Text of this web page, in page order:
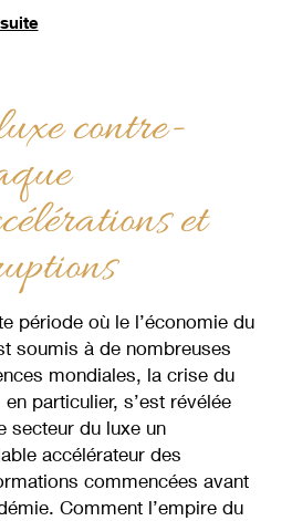
contre-
et
période où le l’économie du
soumis à de nombreuses
mondiales, la crise du
particulier, s’est révélée
secteur du luxe un
accélérateur des
commencées avant
Comment l’empire du